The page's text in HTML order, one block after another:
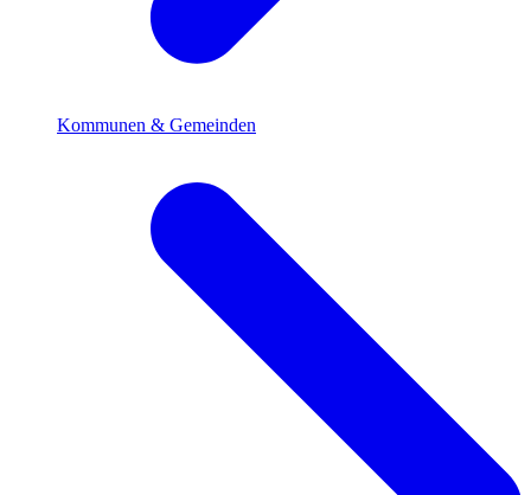
Kommunen & Gemeinden